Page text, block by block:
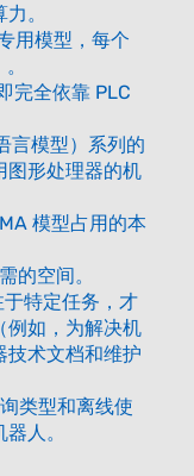
。
用模型，每个
完全依靠 PLC
言模型）系列的
图形处理器的机
模型占用的本
的空间。
特定任务，才
例如，为解决机
技术文档和维护
类型和离线使
人。